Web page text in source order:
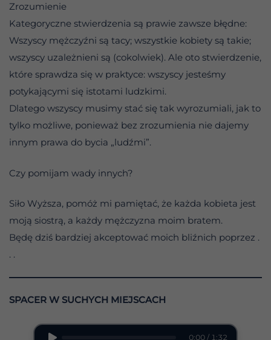
Zrozumienie
Kategoryczne stwierdzenia są prawie zawsze błędne:
Wszyscy mężczyźni są tacy; wszystkie kobiety są takie;
wszyscy uzależnieni są (cokolwiek). Ale oto stwierdzenie,
które sprawdza się w praktyce: wszyscy jesteśmy
potykającymi się istotami ludzkimi.
Dlatego wszyscy musimy stać się tak wyrozumiali, jak to
tylko możliwe, ponieważ bez zrozumienia nie dajemy
innym prawa do bycia „ludźmi”.
Czy pomijam wady innych?
Siło Wyższa, pomóż mi pamiętać, że każda kobieta jest
moją siostrą, a każdy mężczyzna moim bratem.
Będę dziś bardziej akceptować moich bliźnich poprzez .
. .
SPACER W SUCHYCH MIEJSCACH
0:00 / 1:32